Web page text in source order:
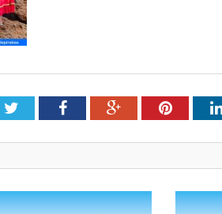
TwitterFacebookGoogle+